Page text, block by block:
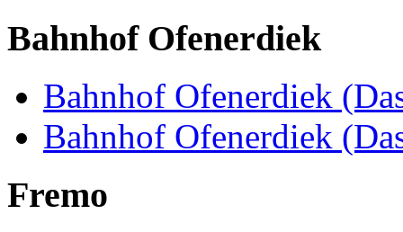
Bahnhof Ofenerdiek
Bahnhof Ofenerdiek
Bahnhof Ofenerdiek
Fremo